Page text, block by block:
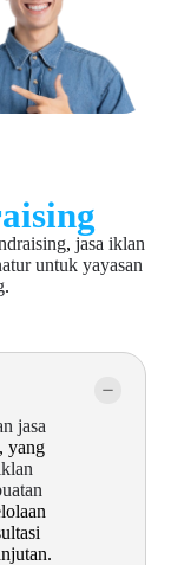
, jasa iklan
untuk yayasan
.
jasa
, yang